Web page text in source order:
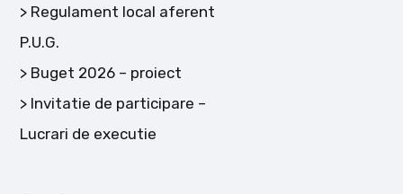
Regulament local aferent
P.U.G.
Buget 2026 – proiect
Invitatie de participare –
Lucrari de executie